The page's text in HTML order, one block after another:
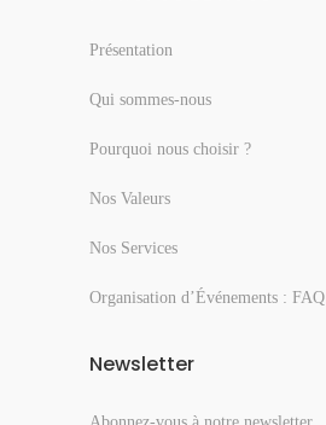
Présentation
Qui sommes-nous
Pourquoi nous choisir ?
Nos Valeurs
Nos Services
Organisation d’Événements : FAQ
Newsletter